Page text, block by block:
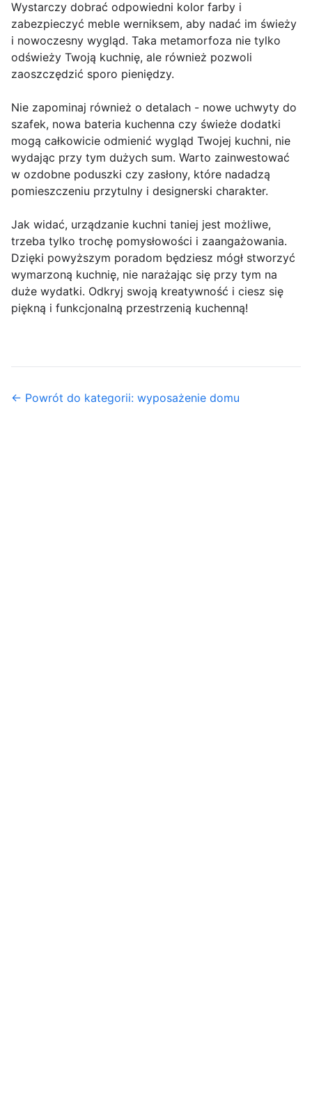
Wystarczy dobrać odpowiedni kolor farby i
zabezpieczyć meble werniksem, aby nadać im świeży
i nowoczesny wygląd. Taka metamorfoza nie tylko
odświeży Twoją kuchnię, ale również pozwoli
zaoszczędzić sporo pieniędzy.
Nie zapominaj również o detalach - nowe uchwyty do
szafek, nowa bateria kuchenna czy świeże dodatki
mogą całkowicie odmienić wygląd Twojej kuchni, nie
wydając przy tym dużych sum. Warto zainwestować
w ozdobne poduszki czy zasłony, które nadadzą
pomieszczeniu przytulny i designerski charakter.
Jak widać, urządzanie kuchni taniej jest możliwe,
trzeba tylko trochę pomysłowości i zaangażowania.
Dzięki powyższym poradom będziesz mógł stworzyć
wymarzoną kuchnię, nie narażając się przy tym na
duże wydatki. Odkryj swoją kreatywność i ciesz się
piękną i funkcjonalną przestrzenią kuchenną!
← Powrót do kategorii: wyposażenie domu